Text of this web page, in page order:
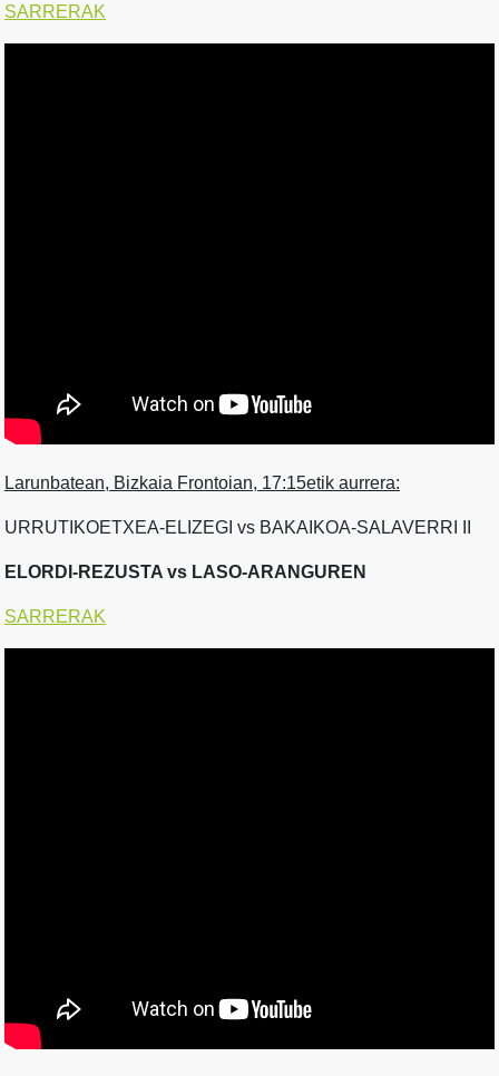
SARRERAK
Larunbatean, Bizkaia Frontoian, 17:15etik aurrera:
URRUTIKOETXEA-ELIZEGI vs BAKAIKOA-SALAVERRI II
ELORDI-REZUSTA vs LASO-ARANGUREN
SARRERAK